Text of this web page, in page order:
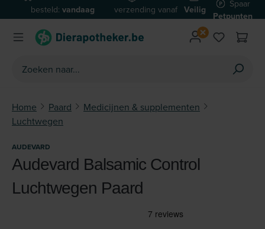
Ga naar de hoofdinhoud
besteld: vandaag
verzonden*
verzending vanaf
€59
Veilig
betalen
Spaar
Petpunten
Home Paard
Medicijnen & supplementen
Luchtwegen
AUDEVARD
Audevard Balsamic Control
Luchtwegen Paard